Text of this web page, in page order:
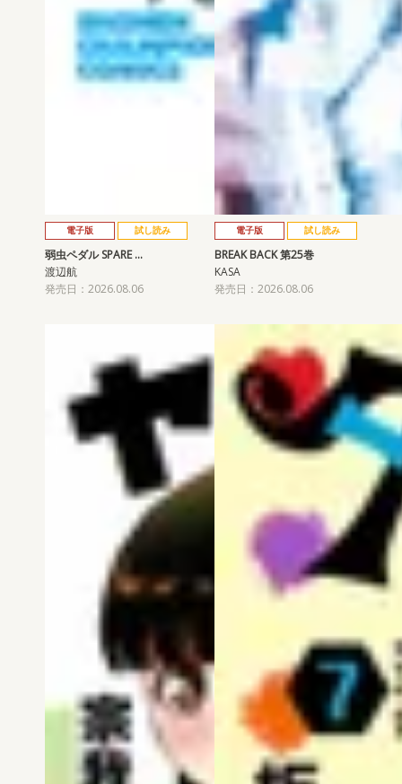
電子版 試し読み
弱虫ペダル SPARE …
渡辺航
発売日：2026.08.06
電子版 試し読み
BREAK BACK 第25巻
KASA
発売日：2026.08.06